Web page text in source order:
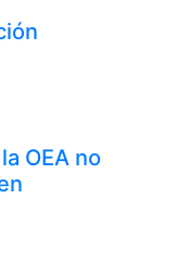
OEA no